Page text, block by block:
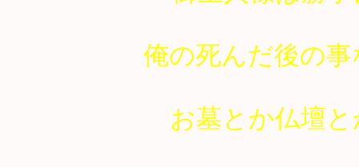
俺の死んだ後の
お墓とか仏壇